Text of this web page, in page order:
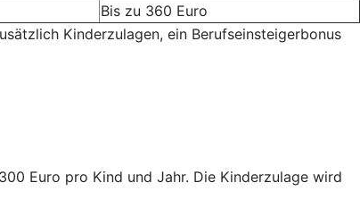
Bis zu 360 Euro
Kinderzulagen, ein Berufseinsteigerbonus
Euro pro Kind und Jahr. Die Kinderzulage wird